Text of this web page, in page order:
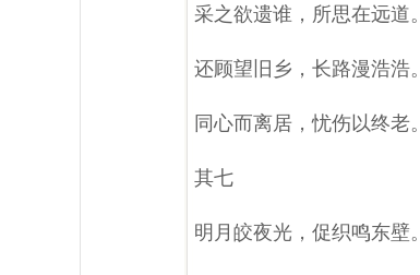
采之欲遗谁，所思在远道。
还顾望旧乡，长路漫浩浩。
同心而离居，忧伤以终老。
其七
明月皎夜光，促织鸣东壁。